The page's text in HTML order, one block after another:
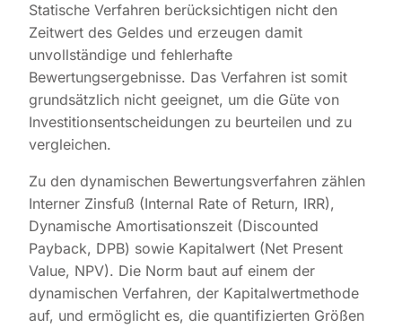
Statische Verfahren berücksichtigen nicht den
Zeitwert des Geldes und erzeugen damit
unvollständige und fehlerhafte
Bewertungsergebnisse. Das Verfahren ist somit
grundsätzlich nicht geeignet, um die Güte von
Investitionsentscheidungen zu beurteilen und zu
vergleichen.
Zu den dynamischen Bewertungsverfahren zählen
Interner Zinsfuß (Internal Rate of Return, IRR),
Dynamische Amortisationszeit (Discounted
Payback, DPB) sowie Kapitalwert (Net Present
Value, NPV). Die Norm baut auf einem der
dynamischen Verfahren, der Kapitalwertmethode
auf, und ermöglicht es, die quantifizierten Größen